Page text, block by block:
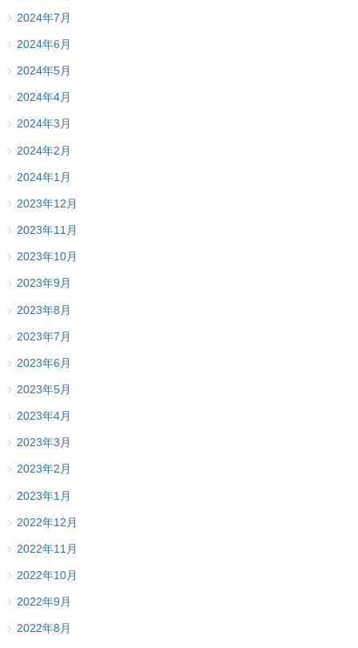
2024年7月
2024年6月
2024年5月
2024年4月
2024年3月
2024年2月
2024年1月
2023年12月
2023年11月
2023年10月
2023年9月
2023年8月
2023年7月
2023年6月
2023年5月
2023年4月
2023年3月
2023年2月
2023年1月
2022年12月
2022年11月
2022年10月
2022年9月
2022年8月